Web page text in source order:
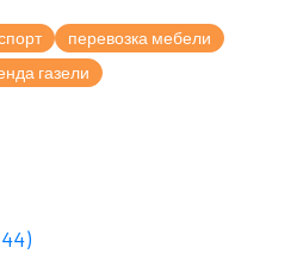
перевозка мебели
газели